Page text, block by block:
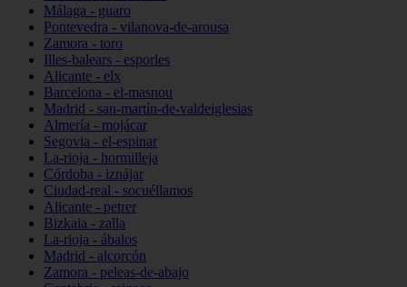
Málaga - guaro
Pontevedra - vilanova-de-arousa
Zamora - toro
Illes-balears - esporles
Alicante - elx
Barcelona - el-masnou
Madrid - san-martín-de-valdeiglesias
Almería - mojácar
Segovia - el-espinar
La-rioja - hormilleja
Córdoba - iznájar
Ciudad-real - socuéllamos
Alicante - petrer
Bizkaia - zalla
La-rioja - ábalos
Madrid - alcorcón
Zamora - peleas-de-abajo